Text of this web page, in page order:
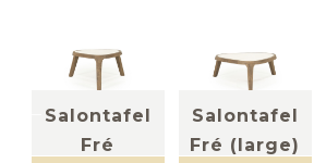
Salontafel
Fré
Salontafel
Fré (large)